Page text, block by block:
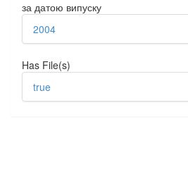
за датою випуску
2004
Has File(s)
true